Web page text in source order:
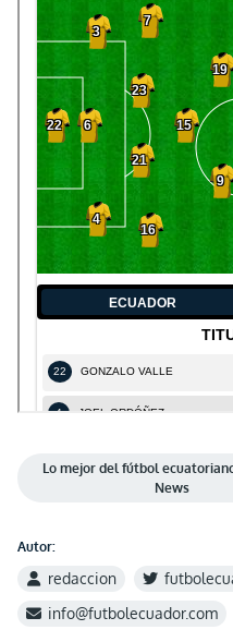
Lo mejor del fútbol
News
Autor:
redaccion
info@futbolecuador.com